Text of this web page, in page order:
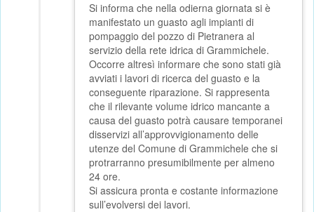
Si informa che nella odierna giornata si è
manifestato un guasto agli impianti di
pompaggio del pozzo di Pietranera al
servizio della rete idrica di Grammichele.
Occorre altresì informare che sono stati già
avviati i lavori di ricerca del guasto e la
conseguente riparazione. Si rappresenta
che il rilevante volume idrico mancante a
causa del guasto potrà causare temporanei
disservizi all’approvvigionamento delle
utenze del Comune di Grammichele che si
protrarranno presumibilmente per almeno
24 ore.
Si assicura pronta e costante informazione
sull’evolversi dei lavori.